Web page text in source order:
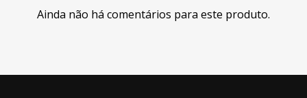
Ainda não há comentários para este produto.